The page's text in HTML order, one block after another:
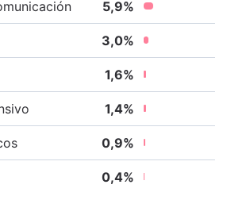
5,9%
3,0%
1,6%
1,4%
0,9%
0,4%